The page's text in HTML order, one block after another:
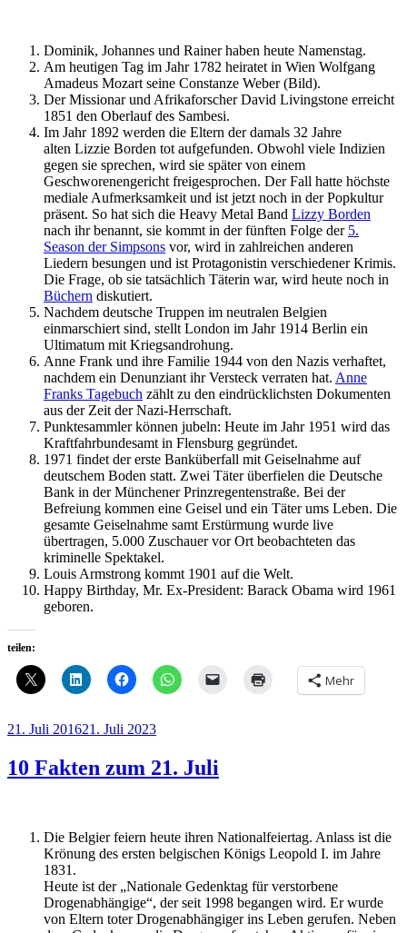
Dominik, Johannes und Rainer haben heute Namenstag.
Am heutigen Tag im Jahr 1782 heiratet in Wien Wolfgang
Amadeus Mozart seine Constanze Weber (Bild).
Der Missionar und Afrikaforscher David Livingstone erreicht
1851 den Oberlauf des Sambesi.
Im Jahr 1892 werden die Eltern der damals 32 Jahre
alten Lizzie Borden tot aufgefunden. Obwohl viele Indizien
gegen sie sprechen, wird sie später von einem
Geschworenengericht freigesprochen. Der Fall hatte höchste
mediale Aufmerksamkeit und ist jetzt noch in der Popkultur
präsent. So hat sich die Heavy Metal Band Lizzy Borden
nach ihr benannt, sie kommt in der fünften Folge der 5.
Season der Simpsons vor, wird in zahlreichen anderen
Liedern besungen und ist Protagonistin verschiedener Krimis.
Die Frage, ob sie tatsächlich Täterin war, wird heute noch in
Büchern diskutiert.
Nachdem deutsche Truppen im neutralen Belgien
einmarschiert sind, stellt London im Jahr 1914 Berlin ein
Ultimatum mit Kriegsandrohung.
Anne Frank und ihre Familie 1944 von den Nazis verhaftet,
nachdem ein Denunziant ihr Versteck verraten hat. Anne
Franks Tagebuch zählt zu den eindrücklichsten Dokumenten
aus der Zeit der Nazi-Herrschaft.
Punktesammler können jubeln: Heute im Jahr 1951 wird das
Kraftfahrbundesamt in Flensburg gegründet.
1971 findet der erste Banküberfall mit Geiselnahme auf
deutschem Boden statt. Zwei Täter überfielen die Deutsche
Bank in der Münchener Prinzregentenstraße. Bei der
Befreiung kommen eine Geisel und ein Täter ums Leben. Die
gesamte Geiselnahme samt Erstürmung wurde live
übertragen, 5.000 Zuschauer vor Ort beobachteten das
kriminelle Spektakel.
Louis Armstrong kommt 1901 auf die Welt.
Happy Birthday, Mr. Ex-President: Barack Obama wird 1961
geboren.
teilen:
Mehr
Veröffentlicht
21. Juli 201621. Juli 2023
10 Fakten zum 21. Juli
Die Belgier feiern heute ihren Nationalfeiertag. Anlass ist die
Krönung des ersten belgischen Königs Leopold I. im Jahre
1831.
Heute ist der „Nationale Gedenktag für verstorbene
Drogenabhängige“, der seit 1998 begangen wird. Er wurde
von Eltern toter Drogenabhängiger ins Leben gerufen. Neben